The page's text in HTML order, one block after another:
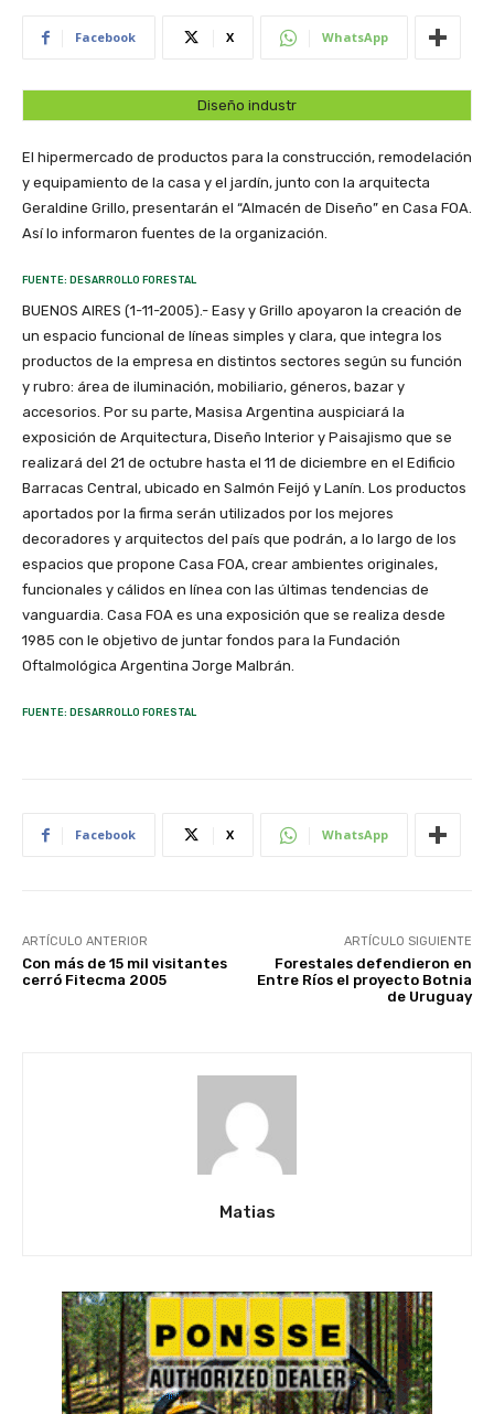
Facebook X WhatsApp
Diseño industr
El hipermercado de productos para la construcción, remodelación
y equipamiento de la casa y el jardín, junto con la arquitecta
Geraldine Grillo, presentarán el “Almacén de Diseño” en Casa FOA.
Así lo informaron fuentes de la organización.
FUENTE: DESARROLLO FORESTAL
BUENOS AIRES (1-11-2005).- Easy y Grillo apoyaron la creación de
un espacio funcional de líneas simples y clara, que integra los
productos de la empresa en distintos sectores según su función
y rubro: área de iluminación, mobiliario, géneros, bazar y
accesorios. Por su parte, Masisa Argentina auspiciará la
exposición de Arquitectura, Diseño Interior y Paisajismo que se
realizará del 21 de octubre hasta el 11 de diciembre en el Edificio
Barracas Central, ubicado en Salmón Feijó y Lanín. Los productos
aportados por la firma serán utilizados por los mejores
decoradores y arquitectos del país que podrán, a lo largo de los
espacios que propone Casa FOA, crear ambientes originales,
funcionales y cálidos en línea con las últimas tendencias de
vanguardia. Casa FOA es una exposición que se realiza desde
1985 con le objetivo de juntar fondos para la Fundación
Oftalmológica Argentina Jorge Malbrán.
FUENTE: DESARROLLO FORESTAL
Facebook X WhatsApp
ARTÍCULO ANTERIOR
Con más de 15 mil visitantes
cerró Fitecma 2005
ARTÍCULO SIGUIENTE
Forestales defendieron en
Entre Ríos el proyecto Botnia
de Uruguay
Matias